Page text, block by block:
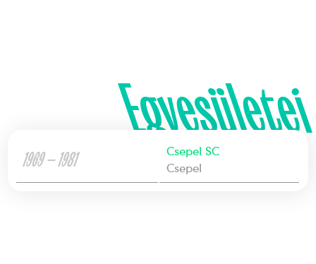
Egyesületei
1969 — 1981
Csepel SC
Csepel